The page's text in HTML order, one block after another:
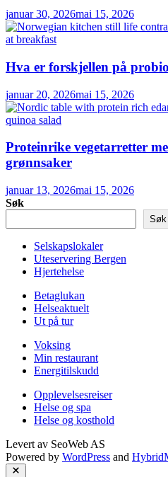
januar 30, 2026mai 15, 2026
Hva er forskjellen på
januar 20, 2026mai 15, 2026
Proteinrike vegetarretter
grønnsaker
januar 13, 2026mai 15, 2026
Søk
Søk
Selskapslokaler
Uteservering Bergen
Hjertehelse
Betaglukan
Helseaktuelt
Ut på tur
Voksing
Min restaurant
Energitilskudd
Opplevelsesreiser
Helse og spa
Helse og kosthold
Levert av SeoWeb AS
Powered by WordPress and
Close